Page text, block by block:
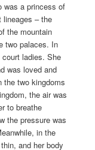
was a princess of
lineages – the
the mountain
two palaces. In
ladies. She
was loved and
the two kingdoms
the air was
to breathe
the pressure was
in the
and her body